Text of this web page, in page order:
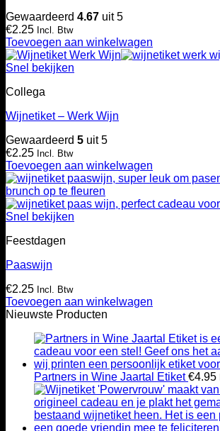
Gewaardeerd 4.67 uit 5
€2.25 Incl. Btw
Toevoegen aan winkelwagen
Snel bekijken
Collega
Wijnetiket – Werk Wijn
Gewaardeerd 5 uit 5
€2.25 Incl. Btw
Toevoegen aan winkelwagen
Snel bekijken
Feestdagen
Paaswijn
€2.25 Incl. Btw
Toevoegen aan winkelwagen
Nieuwste Producten
Partners in Wine Jaartal Etiket €4.95